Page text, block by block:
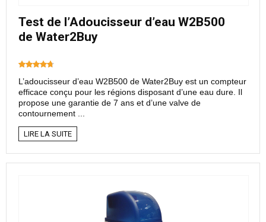
Test de l’Adoucisseur d’eau W2B500
de Water2Buy
L’adoucisseur d’eau W2B500 de Water2Buy est un compteur
efficace conçu pour les régions disposant d’une eau dure. Il
propose une garantie de 7 ans et d’une valve de
contournement ...
LIRE LA SUITE